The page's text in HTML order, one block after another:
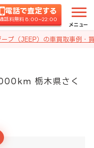
電話で査定する
話料無料 8:00~22:00
メニュー
ープ（JEEP）の車買取事例・
栃木県さく